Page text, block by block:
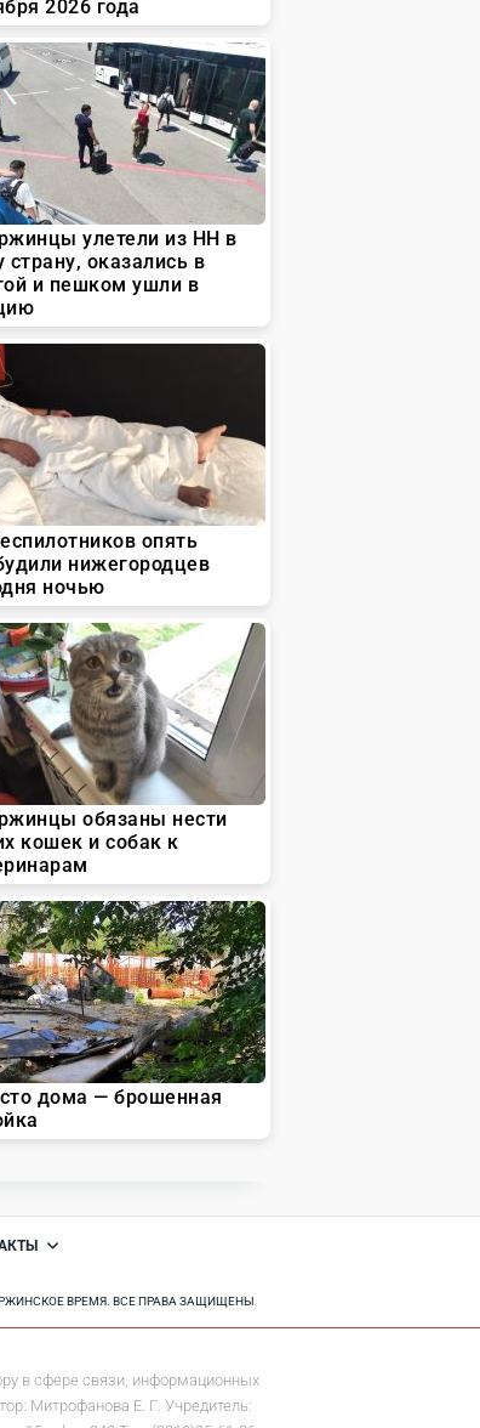
ВРЕМЯ. ВСЕ ПРАВА ЗАЩИЩЕНЫ
в сфере связи, информационных
Митрофанова Е. Г. Учредитель: